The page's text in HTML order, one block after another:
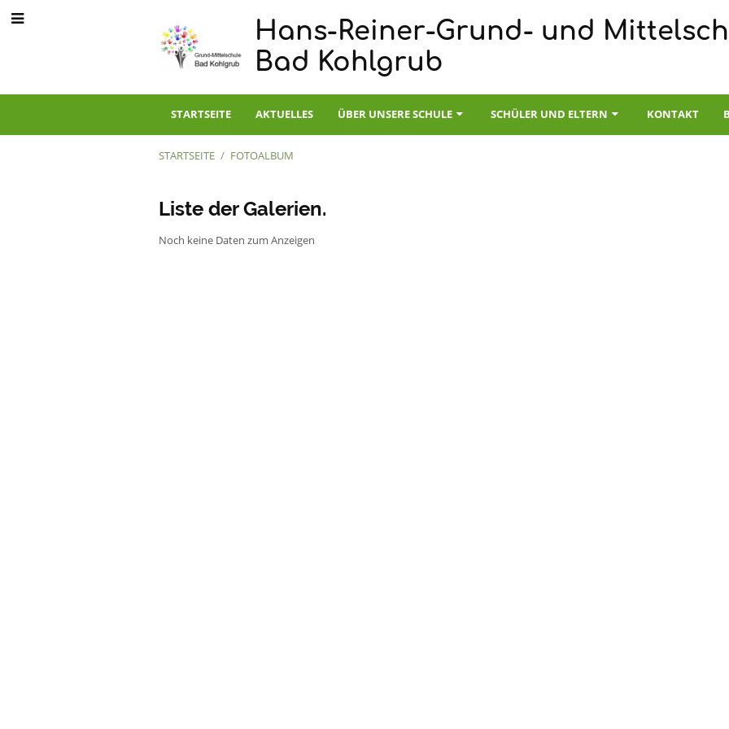
Hans-Reiner-Grund- und
Bad Kohlgrub
STARTSEITE AKTUELLES ÜBER UNSERE SCHULE SCHÜLER UND ELTERN KONTAKT
STARTSEITE / FOTOALBUM
Fotoalbum
Liste der Galerien.
Noch keine Daten zum Anzeigen